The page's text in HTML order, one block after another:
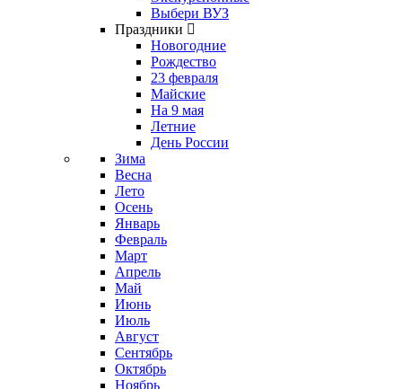
Выбери ВУЗ
Праздники
Новогодние
Рождество
23 февраля
Майские
На 9 мая
Летние
День России
Зима
Весна
Лето
Осень
Январь
Февраль
Март
Апрель
Май
Июнь
Июль
Август
Сентябрь
Октябрь
Ноябрь